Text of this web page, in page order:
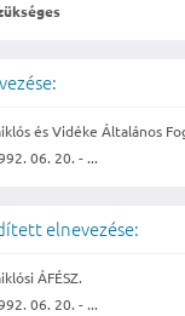
és Vidéke Általános
06. 20. - ...
elnevezése:
ÁFÉSZ.
06. 20. - ...